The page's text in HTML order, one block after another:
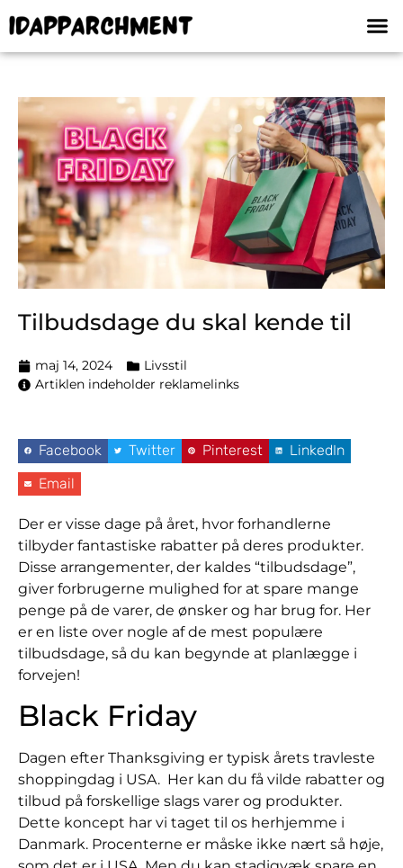
Tilbudsdage du skal kende til
maj 14, 2024
Livsstil
Artiklen indeholder reklamelinks
Facebook Twitter Pinterest
LinkedIn
Email
Der er visse dage på året, hvor forhandlerne
tilbyder fantastiske rabatter på deres produkter.
Disse arrangementer, der kaldes “tilbudsdage”,
giver forbrugerne mulighed for at spare mange
penge på de varer, de ønsker og har brug for. Her
er en liste over nogle af de mest populære
tilbudsdage, så du kan begynde at planlægge i
forvejen!
Black Friday
Dagen efter Thanksgiving er typisk årets travleste
shoppingdag i USA. Her kan du få vilde rabatter og
tilbud på forskellige slags varer og produkter.
Dette koncept har vi taget til os herhjemme i
Danmark. Procenterne er måske ikke nært så høje,